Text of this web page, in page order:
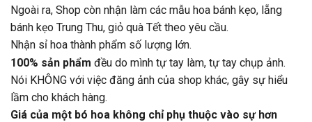
Ngoài ra, Shop còn nhận làm các mẫu hoa bánh kẹo, lẵng
bánh kẹo Trung Thu, giỏ quà Tết theo yêu cầu.
Nhận sỉ hoa thành phẩm số lượng lớn.
100% sản phẩm đều do mình tự tay làm, tự tay chụp ảnh.
Nói KHÔNG với việc đăng ảnh của shop khác, gây sự hiểu
lầm cho khách hàng.
Giá của một bó hoa không chỉ phụ thuộc vào sự hơn